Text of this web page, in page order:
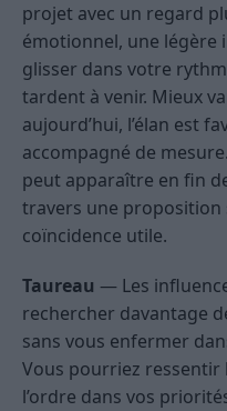
projet avec un regard
émotionnel, une légère
glisser dans votre
tardent à venir. Mieux
aujourd’hui, l’élan est
accompagné de
peut apparaître en fin
travers une proposition
coïncidence utile.
Taureau — Les
rechercher davantage
sans vous enfermer
Vous pourriez
l’ordre dans vos